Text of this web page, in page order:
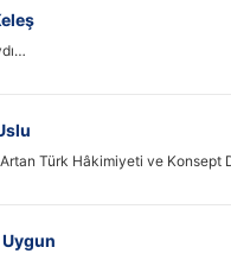
Türk Hâkimiyeti ve Konsept